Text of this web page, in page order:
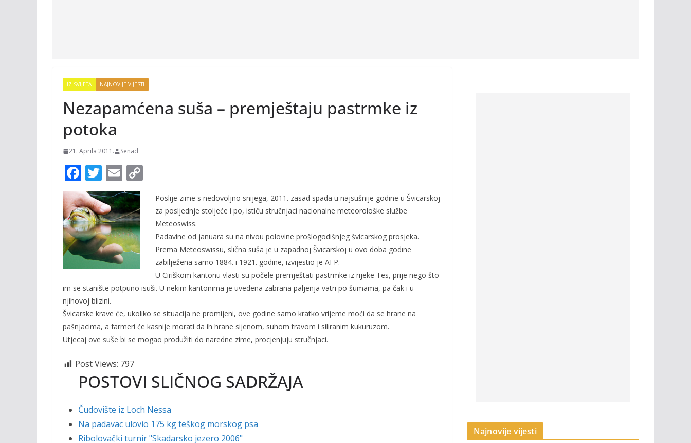
IZ SVIJETA NAJNOVIJE VIJESTI
Nezapamćena suša – premještaju pastrmke iz
potoka
21. Aprila 2011. Senad
F
ac
e
b
o
o
k
T
w
itt
er
E
m
ai
l
Poslije zime s nedovoljno snijega, 2011. zasad spada u najsušnije godine u Švicarskoj
za posljednje stoljeće i po, ističu stručnjaci nacionalne meteorološke službe
Meteoswiss.
Padavine od januara su na nivou polovine prošlogodišnjeg švicarskog prosjeka.
Prema Meteoswissu, slična suša je u zapadnoj Švicarskoj u ovo doba godine
zabilježena samo 1884. i 1921. godine, izvijestio je AFP.
U Ciriškom kantonu vlasti su počele premještati pastrmke iz rijeke Tes, prije nego što
im se stanište potpuno isuši. U nekim kantonima je uvedena zabrana paljenja vatri po šumama, pa čak i u
njihovoj blizini.
Švicarske krave će, ukoliko se situacija ne promijeni, ove godine samo kratko vrijeme moći da se hrane na
pašnjacima, a farmeri će kasnije morati da ih hrane sijenom, suhom travom i siliranim kukuruzom.
Utjecaj ove suše bi se mogao produžiti do naredne zime, procjenjuju stručnjaci.
Post Views: 797
POSTOVI SLIČNOG SADRŽAJA
Čudovište iz Loch Nessa
Na padavac ulovio 175 kg teškog morskog psa
Ribolovački turnir "Skadarsko jezero 2006"
Najnovije vijesti